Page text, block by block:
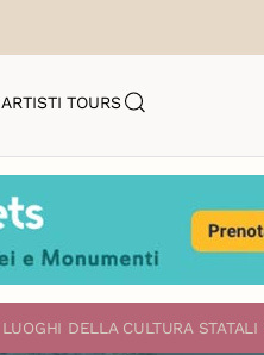
ARTISTI TOURS
DELLA CULTURA STATALI